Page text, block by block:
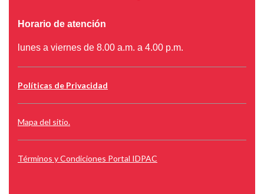
Horario de atención
lunes a viernes de 8.00 a.m. a 4.00 p.m.
Políticas de Privacidad
Mapa del sitio.
Términos y Condiciones Portal IDPAC